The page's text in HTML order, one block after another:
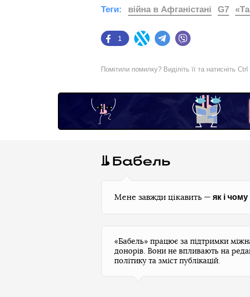
Facebook
1
Twitter Telegram
Теги: війна в Афганістані G7
Помітили помилку? Виділіть її та натисніть Ctrl
Мене завжди цікавить — як і чому
«Бабель» працює за підтримки
донорів. Вони не впливають на
політику та зміст публікацій.